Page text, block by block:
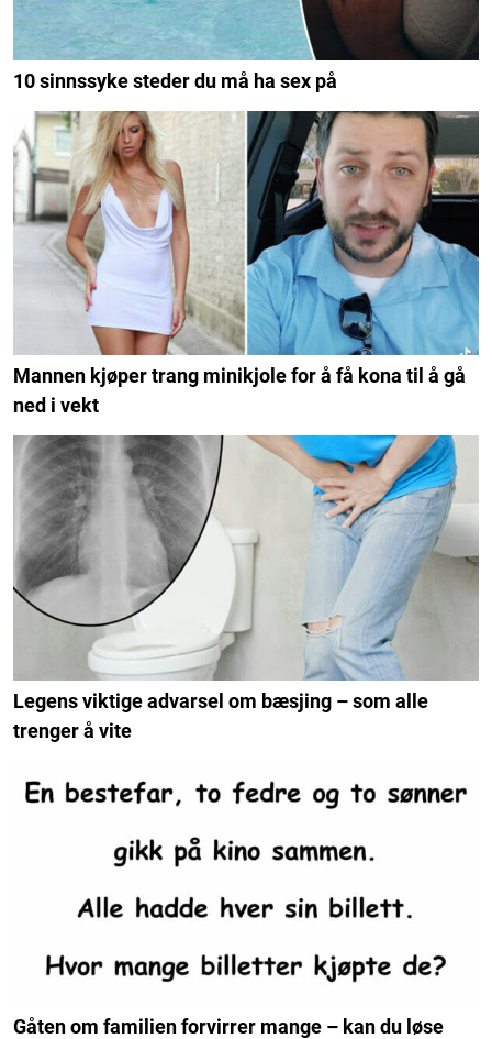
10 sinnssyke steder du må ha sex på
Mannen kjøper trang minikjole for å få kona til å gå
ned i vekt
Legens viktige advarsel om bæsjing – som alle
trenger å vite
Gåten om familien forvirrer mange – kan du løse